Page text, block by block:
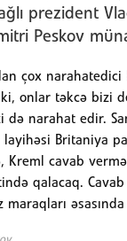
prezident
Peskov
çox narahatedici
onlar təkcə bizi
də narahat edir.
layihəsi Britaniya
Kreml cavab
qalacaq.
maraqları əsasında